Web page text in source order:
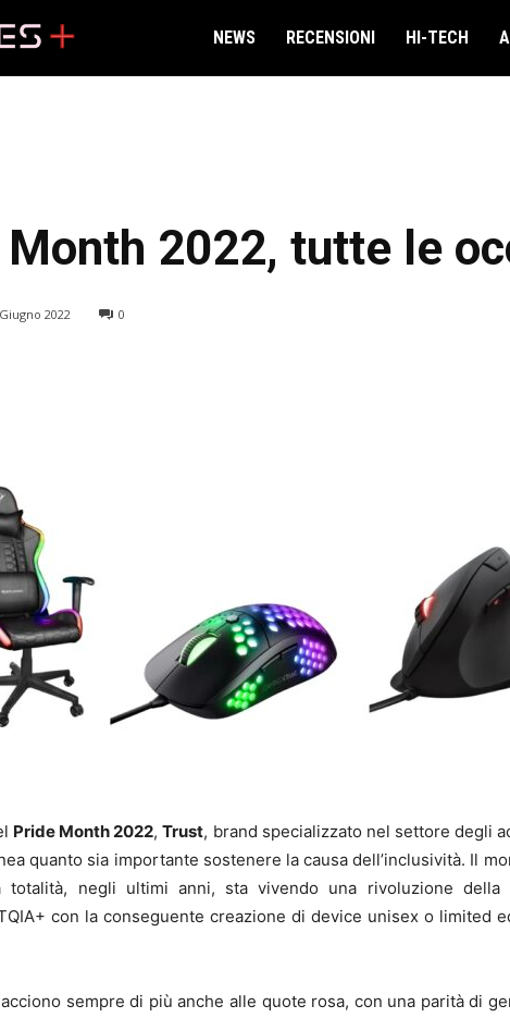
NEWS RECENSIONI HI-TECH
2022, tutte le
2022 0
Pride Month 2022,Trust, brand specializzato nel settore degli
quanto sia importante sostenere la causa dell’inclusività. Il
totalità, negli ultimi anni, sta vivendo una rivoluzione della
con la conseguente creazione di device unisex o limited
sempre di più anche alle quote rosa, con una parità di